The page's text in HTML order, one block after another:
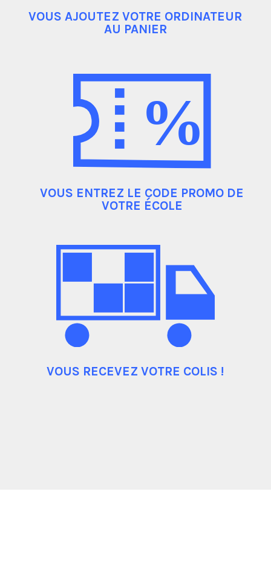
VOUS AJOUTEZ VOTRE ORDINATEUR
AU PANIER
VOUS ENTREZ LE CODE PROMO DE
VOTRE ÉCOLE
VOUS RECEVEZ VOTRE COLIS !